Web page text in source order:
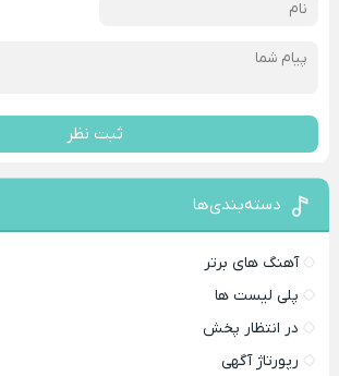
ثبت نظر
دسته‌بندی‌ها
آهنگ های برتر
پلی لیست ها
در انتظار پخش
رپورتاژ آگهی